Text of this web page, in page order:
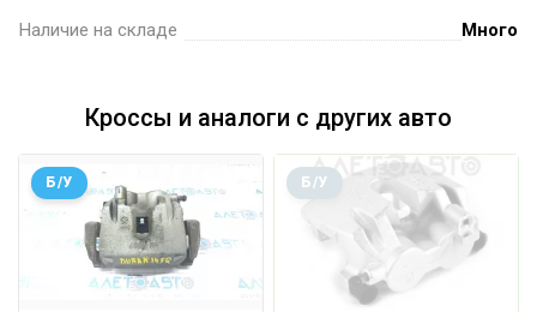
Наличие на складе Много
Кроссы и аналоги с других авто
Б/У Б/У